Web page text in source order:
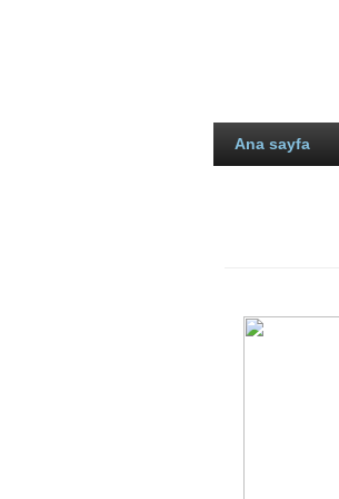
Ana sayfa